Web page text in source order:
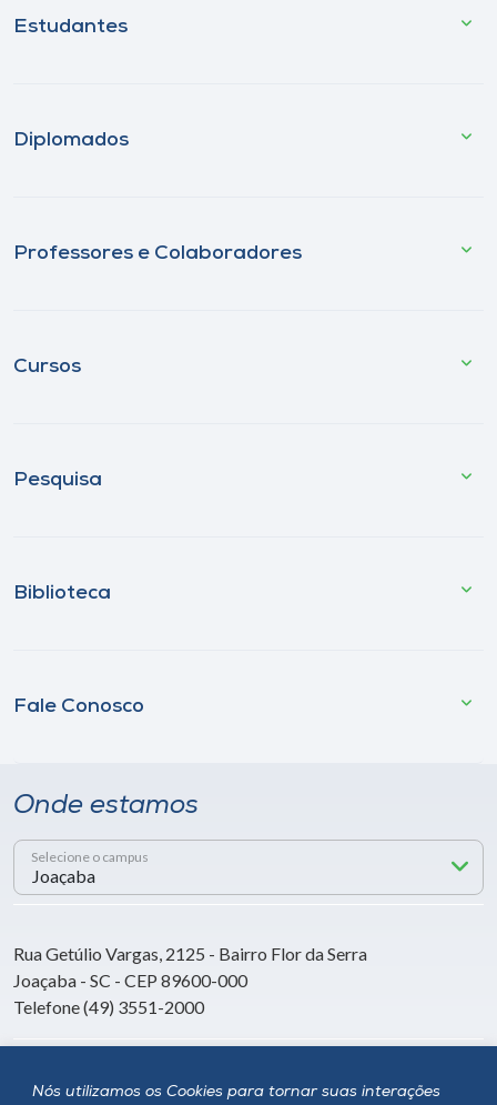
Nós utilizamos os Cookies para tornar suas interações
Estudantes
Diplomados
Professores e Colaboradores
Cursos
Pesquisa
Biblioteca
Fale Conosco
Onde estamos
Selecione o campus
Rua Getúlio Vargas, 2125 - Bairro Flor da Serra
Joaçaba - SC - CEP 89600-000
Telefone (49) 3551-2000
Siga a Unoesc